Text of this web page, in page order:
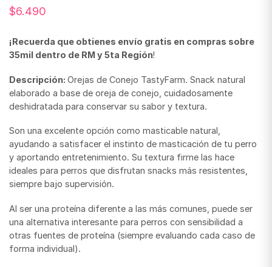
$6.490
¡Recuerda que obtienes envío gratis en compras sobre
35mil dentro de RM y 5ta Región!
Descripción: Orejas de Conejo TastyFarm. Snack natural
elaborado a base de oreja de conejo, cuidadosamente
deshidratada para conservar su sabor y textura.
Son una excelente opción como masticable natural,
ayudando a satisfacer el instinto de masticación de tu perro
y aportando entretenimiento. Su textura firme las hace
ideales para perros que disfrutan snacks más resistentes,
siempre bajo supervisión.
Al ser una proteína diferente a las más comunes, puede ser
una alternativa interesante para perros con sensibilidad a
otras fuentes de proteína (siempre evaluando cada caso de
forma individual).